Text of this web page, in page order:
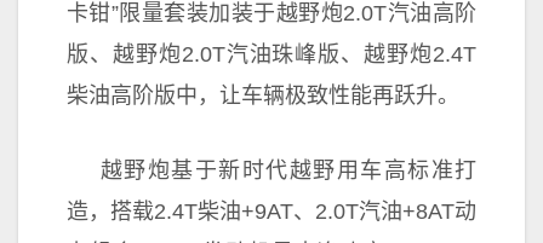
卡钳”限量套装加装于越野炮2.0T汽油高阶
版、越野炮2.0T汽油珠峰版、越野炮2.4T
柴油高阶版中，让车辆极致性能再跃升。
越野炮基于新时代越野用车高标准打
造，搭载2.4T柴油+9AT、2.0T汽油+8AT动